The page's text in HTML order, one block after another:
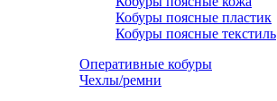
Кобуры поясные пластик
Кобуры поясные текстиль
Оперативные кобуры
Чехлы/ремни